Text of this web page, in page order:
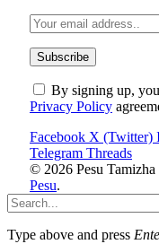
By signing up,
Privacy Policy
Facebook X (Twitter)
Telegram Threads
© 2026 Pesu
Pesu.
Type above and press